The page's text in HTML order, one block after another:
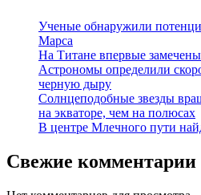
Ученые обнаружили
Марса
На Титане впервые
Астрономы определили
черную дыру
Солнцеподобные звезды
на экваторе, чем на полюсах
В центре Млечного пути
Свежие комментарии